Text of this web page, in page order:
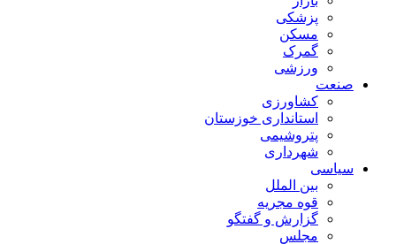
پزشکی
مسکن
گمرک
ورزشی
صنعت
کشاورزی
استانداری خوزستان
پتروشیمی
شهرداری
سیاسی
بین الملل
قوه مجریه
گزارش و گفتگو
مجلس